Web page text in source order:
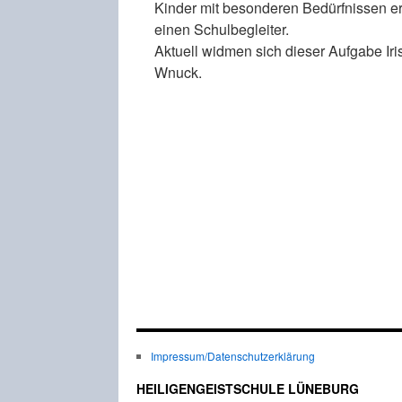
Kinder mit besonderen Bedürfnissen
einen Schulbegleiter.
Aktuell widmen sich dieser Aufgabe
Wnuck.
Impressum/Datenschutzerklärung
HEILIGENGEISTSCHULE LÜNEBURG